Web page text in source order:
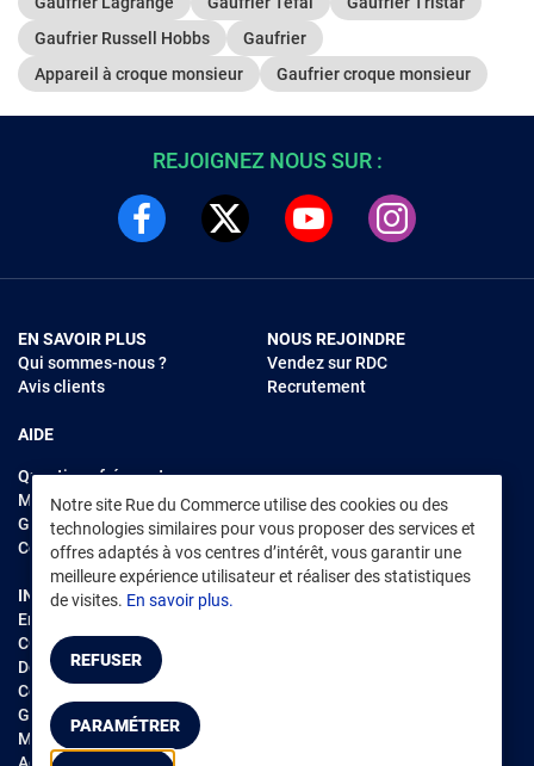
Gaufrier Russell Hobbs
Gaufrier
Appareil à croque monsieur
Gaufrier croque monsieur
Notre site Rue du Commerce utilise des cookies ou des
technologies similaires pour vous proposer des services et
offres adaptés à vos centres d’intérêt, vous garantir une
meilleure expérience utilisateur et réaliser des statistiques
de visites. En savoir plus.
REFUSER
PARAMÉTRER
REJOIGNEZ NOUS SUR :
EN SAVOIR PLUS
Qui sommes-nous ?
Avis clients
AIDE
Questions fréquentes
Modes de règlements
Garantie et retours
Contacter Rue du Commerce
NOUS REJOINDRE
Vendez sur RDC
Recrutement
INFORMATIONS LÉGALES
Environnement
CGV /CGU Marketplace
Données personnelles
Cookies
Gérer mes cookies
Mentions légales
Accessibilité : non conforme